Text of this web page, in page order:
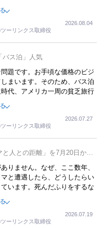
ントが行われれば、日本人に
でしょうね。
ーリンクス取締役
2026.08.04
ス泊」人気
題です。お手頃な価格のビジ
まいます。そのため、バス泊
代、アメリカ一周の貧乏旅行
でした。夕方から夜の便を利
だし、若いからできたことで
青森に行ったと聞くと、疲れ
ーリンクス取締役
2026.07.27
人との距離」を7月20日から
りません。なぜ、ここ数年、
と遭遇したら、どうしたらい
います。死んだふりをするな
な中で、この企画展はタイム
ーリンクス取締役
2026.07.19